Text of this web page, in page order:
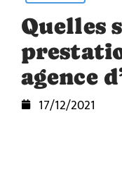
Quelles
agence
17/12/2021